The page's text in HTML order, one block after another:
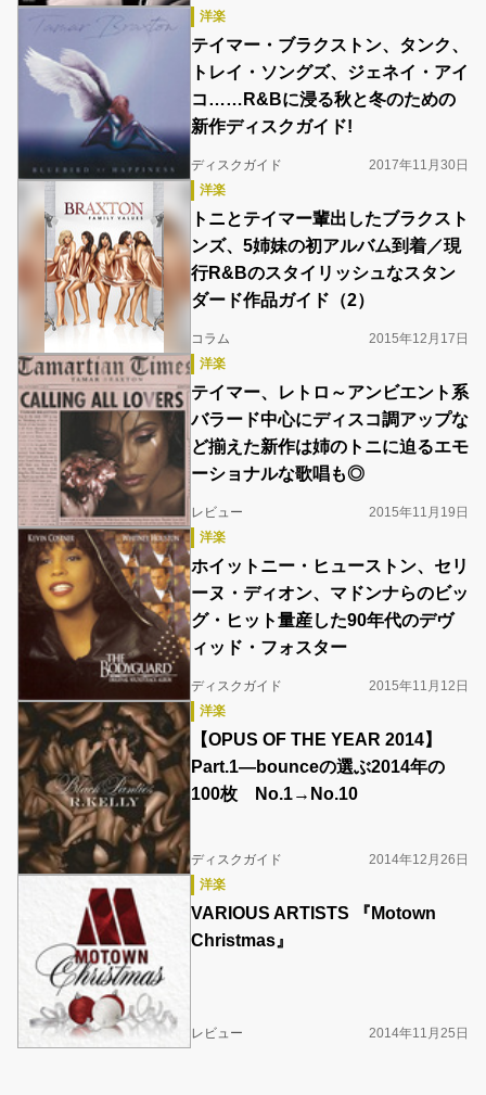
洋楽
テイマー・ブラクストン、タンク、
トレイ・ソングズ、ジェネイ・アイ
コ……R&Bに浸る秋と冬のための
新作ディスクガイド!
ディスクガイド
2017年11月30日
洋楽
トニとテイマー輩出したブラクスト
ンズ、5姉妹の初アルバム到着／現
行R&Bのスタイリッシュなスタン
ダード作品ガイド（2）
コラム
2015年12月17日
洋楽
テイマー、レトロ～アンビエント系
バラード中心にディスコ調アップな
ど揃えた新作は姉のトニに迫るエモ
ーショナルな歌唱も◎
レビュー
2015年11月19日
洋楽
ホイットニー・ヒューストン、セリ
ーヌ・ディオン、マドンナらのビッ
グ・ヒット量産した90年代のデヴ
ィッド・フォスター
ディスクガイド
2015年11月12日
洋楽
【OPUS OF THE YEAR 2014】
Part.1―bounceの選ぶ2014年の
100枚 No.1→No.10
ディスクガイド
2014年12月26日
洋楽
VARIOUS ARTISTS 『Motown
Christmas』
レビュー 2014年11月25日